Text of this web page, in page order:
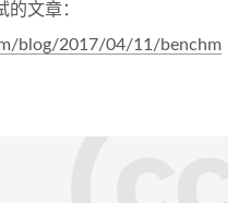
文章：
blog/2017/04/11/benchm